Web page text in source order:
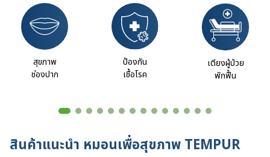
สุขภาพ
ช่องปาก
ป้องกัน
เชื้อโรค
เตียงผู้ป่วย
พักฟื้น
สินค้าแนะนำ หมอนเพื่อสุขภาพ TEMPUR